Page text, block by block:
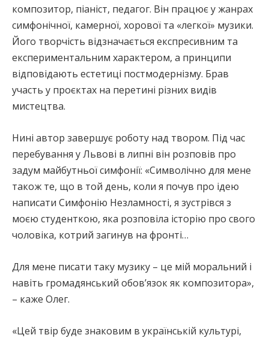
композитор, піаніст, педагог. Він працює у жанрах
симфонічної, камерної, хорової та «легкої» музики.
Його творчість відзначається експресивним та
експериментальним характером, а принципи
відповідають естетиці постмодернізму. Брав
участь у проєктах на перетині різних видів
мистецтва.
Нині автор завершує роботу над твором. Під час
перебування у Львові в липні він розповів про
задум майбутньої симфонії: «Символічно для мене
також те, що в той день, коли я почув про ідею
написати Симфонію Незламності, я зустрівся з
моєю студенткою, яка розповіла історію про свого
чоловіка, котрий загинув на фронті…
Для мене писати таку музику – це мій моральний і
навіть громадянський обовʼязок як композитора»,
– каже Олег.
«Цей твір буде знаковим в українській культурі,